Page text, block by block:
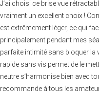
J’ai choisi ce brise vue
vraiment un excellent choix !
est extrêmement léger, ce qui
principalement pendant mes
parfaite intimité sans bloquer la
rapide sans vis permet de le
neutre s’harmonise bien avec
recommande à tous les